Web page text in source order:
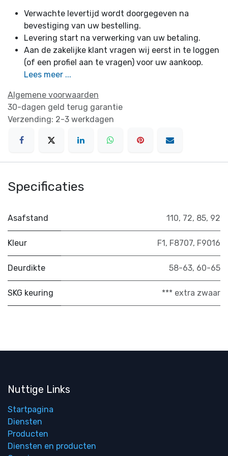
Verwachte levertijd wordt doorgegeven na
bevestiging van uw bestelling.
Levering start na verwerking van uw betaling.
Aan de zakelijke klant vragen wij eerst in te loggen
(of een profiel aan te vragen) voor uw aankoop.
Lees meer ...
Algemene voorwaarden
30-dagen geld terug garantie
Verzending: 2-3 werkdagen
Specificaties
Asafstand 110, 72, 85, 92
Kleur F1, F8707, F9016
Deurdikte 58-63, 60-65
SKG keuring *** extra zwaar
Nuttige Links
Startpagina
Diensten
Producten
Diensten en producten